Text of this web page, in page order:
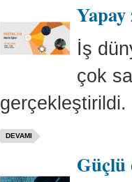
İş
çok
DEVAMI